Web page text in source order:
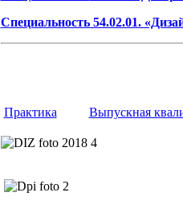
Специальность 54.02.01.
Практика Выпускная